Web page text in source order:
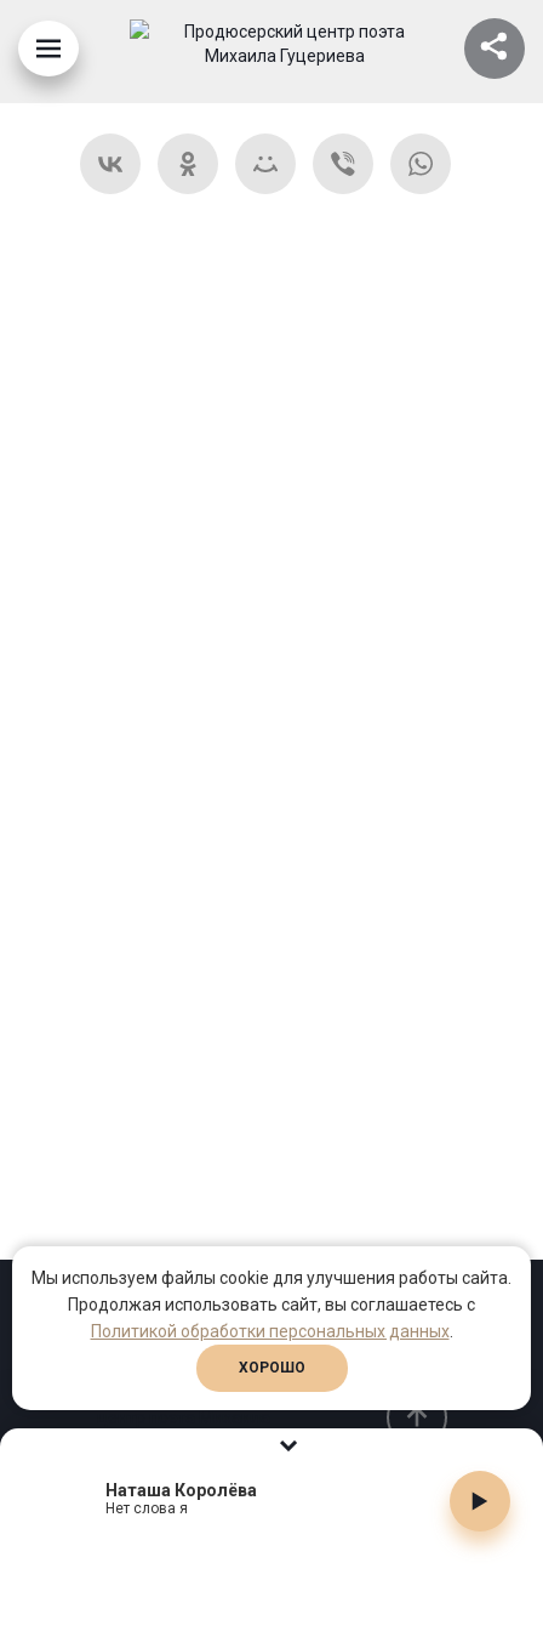
Наташа Королёва
Нет слова я
01.08.2024
Проекты Песни Клипы
Телефон:+7 (495) 909-99-40
Мы используем файлы cookie для улучшения работы сайта.
Продолжая использовать сайт, вы соглашаетесь с
Политикой обработки персональных данных.
ХОРОШО